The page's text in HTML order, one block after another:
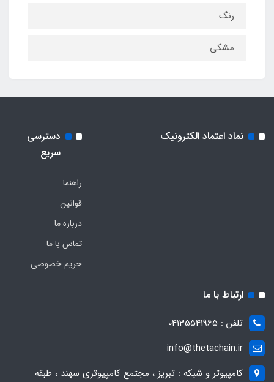
رنگ
مشکی
نماد اعتماد الکترونیک
دسترسی
سریع
راهنما
قوانین
درباره ما
تماس با ما
حریم خصوصی
ارتباط با ما
تلفن : 04135541965
info@thetachain.ir
کامپیوتر و شبکه : تبریز ، مجتمع کامپیوتری سهند ، طبقه